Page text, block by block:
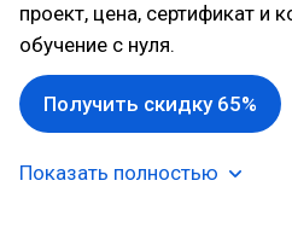
проект, цена, сертификат и
обучение с нуля.
Получить скидку 65%
Показать полностью